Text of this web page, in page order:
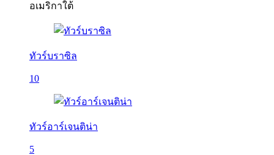
อเมริกาใต้
ทัวร์บราซิล
10
ทัวร์อาร์เจนติน่า
5